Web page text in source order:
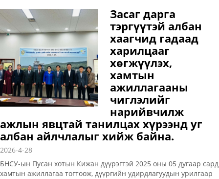
Засаг дарга
тэргүүтэй албан
хаагчид гадаад
харилцааг
хөгжүүлэх,
хамтын
ажиллагааны
чиглэлийг
нарийвчилж
ажлын явцтай танилцах хүрээнд уг
албан айлчлалыг хийж байна.
2026-4-28
БНСУ-ын Пусан хотын Кижан дүүрэгтэй 2025 оны 05 дугаар сард
хамтын ажиллагаа тогтоож, дүүргийн удирдлагуудын урилгаар